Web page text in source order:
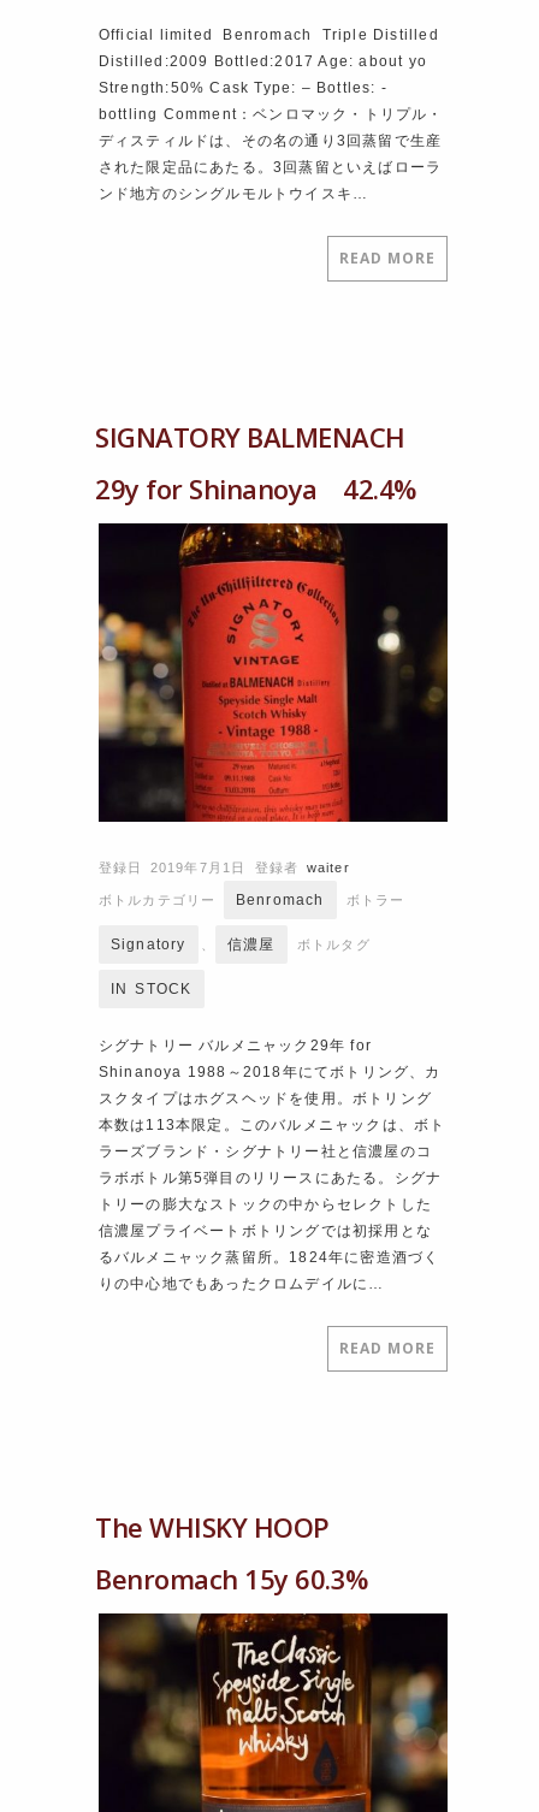
Official limited Benromach Triple Distilled
Distilled:2009 Bottled:2017 Age: about yo
Strength:50% Cask Type: – Bottles: ‐
bottling Comment：ベンロマック・トリプル・
ディスティルドは、その名の通り3回蒸留で生産
された限定品にあたる。3回蒸留といえばローラ
ンド地方のシングルモルトウイスキ…
READ MORE
SIGNATORY BALMENACH
29y for Shinanoya 42.4%
登録日 2019年7月1日 登録者 waiter
ボトルカテゴリー Benromach ボトラー
Signatory 、 信濃屋 ボトルタグ
IN STOCK
シグナトリー バルメニャック29年 for
Shinanoya 1988～2018年にてボトリング、カ
スクタイプはホグスヘッドを使用。ボトリング
本数は113本限定。このバルメニャックは、ボト
ラーズブランド・シグナトリー社と信濃屋のコ
ラボボトル第5弾目のリリースにあたる。シグナ
トリーの膨大なストックの中からセレクトした
信濃屋プライベートボトリングでは初採用とな
るバルメニャック蒸留所。1824年に密造酒づく
りの中心地でもあったクロムデイルに…
READ MORE
The WHISKY HOOP
Benromach 15y 60.3%